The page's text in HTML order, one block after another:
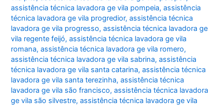
assistência técnica lavadora ge vila pompeia,assistência
técnica lavadora ge vila progredior,assistência técnica
lavadora ge vila progresso,assistência técnica lavadora ge
vila regente feijó,assistência técnica lavadora ge vila
romana,assistência técnica lavadora ge vila romero,
assistência técnica lavadora ge vila sabrina,assistência
técnica lavadora ge vila santa catarina,assistência técnica
lavadora ge vila santa terezinha,assistência técnica
lavadora ge vila são francisco,assistência técnica lavadora
ge vila são silvestre,assistência técnica lavadora ge vila